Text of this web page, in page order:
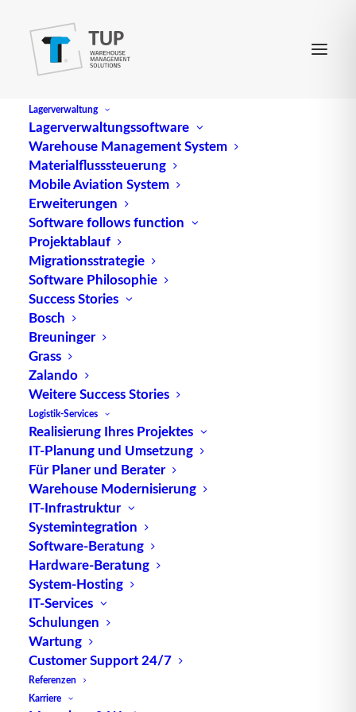
Lagerverwaltung
Lagerverwaltungssoftware
Warehouse Management System
Materialflusssteuerung
Mobile Aviation System
Erweiterungen
Software follows function
Projektablauf
Migrationsstrategie
Software Philosophie
Success Stories
Bosch
Breuninger
Grass
Zalando
Weitere Success Stories
Logistik-Services
Realisierung Ihres Projektes
IT-Planung und Umsetzung
Für Planer und Berater
Warehouse Modernisierung
IT-Infrastruktur
Systemintegration
Software-Beratung
Hardware-Beratung
System-Hosting
IT-Services
Schulungen
Wartung
Customer Support 24/7
Referenzen
Karriere
Beschaffungsplan
Der Beschaffungsplan, auch als Procurement plan
bekannt, ist ein wesentliches Instrument zur
Steuerung der Materialbeschaffung in einem
Unternehmen. Er dient dazu, die benötigten
Materialien und Waren in der richtigen Menge,
zum richtigen Zeitpunkt und am richtigen Ort zu
beschaffen, um einen reibungslosen
Produktionsablauf sicherzustellen.
Die Informationen aus dem Produktionsplan
werden in den Beschaffungsplan übertragen, wobei
Art, Menge, Zeitpunkt und Ort der Beschaffung
festgelegt werden. Die Menge wird dabei aus dem
Bedarf laut Absatzplan und dem in der Produktion
anfallenden Ausschuss abzüglich vorhandener
Lagerbestände ermittelt. Die Art der Materialien
und Waren richtet sich nach den herzustellenden
Fertigerzeugnissen, während der Zeitpunkt sich aus
den Lieferzeiten ergibt. Der Ort gibt die Quelle für
Material und Waren an, sei es interne Produktion
oder externe Lieferanten.
Eine effektive Beschaffungsplanung ermöglicht es